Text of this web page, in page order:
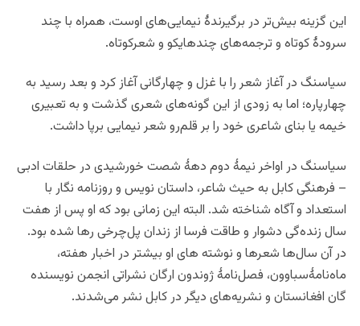
این گزینه بیش‌تر در برگیرندۀ نیمایی‌های اوست، همراه‌ با چند
سرودۀ کوتاه و ترجمه‌های چندهایکو و شعرکوتاه.
سیا‌سنگ در آغاز شعر را با غزل و چهارگانی آغاز کرد و بعد رسید به
چهارپاره؛ اما به زودی از این گونه‌‍‌های شعری گذشت و به تعبیری
خیمه یا بنای شاعری خود را بر قلم‌رو شعر نیمایی برپا داشت.
سیاسنگ در اواخر نیمۀ دوم دهۀ شصت خورشیدی در حلقات ادبی
– فرهنگی کابل به حیث شاعر، داستان نویس و روزنامه نگار با
استعداد و آگاه شناخته شد. البته این زمانی بود که او پس از هفت
سال زنده‌گی دشوار و طاقت فرسا از زندان پل‌چرخی رها شده بود.
در آن سال‌ها شعرها و نوشته های او بیشتر در اخبار هفته،
ماه‌نامۀسباوون، فصل‌نامۀ ژوندون ارگان نشراتی انجمن نویسنده
گان افغانستان و نشریه‌های دیگر در کابل نشر می‌شدند.